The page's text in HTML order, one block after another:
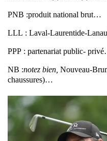
PNB :produit national brut…
LLL : Laval-Laurentide-
PPP : partenariat public-
NB :notez bien, Nouveau-
chaussures)…